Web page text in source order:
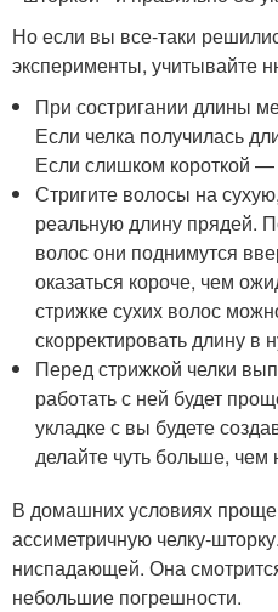
Но если вы все-таки
эксперименты, учитывайте
При состригании длины
Если челка получилась
Если слишком короткой —
Стригите волосы на
реальную длину прядей.
волос они поднимутся
оказаться короче, чем
стрижке сухих волос
скорректировать длину в
Перед стрижкой челки
работать с ней будет
укладке с вы будете
делайте чуть больше, чем
В домашних условиях проще
ассиметричную челку-
ниспадающей. Она
небольшие погрешности.